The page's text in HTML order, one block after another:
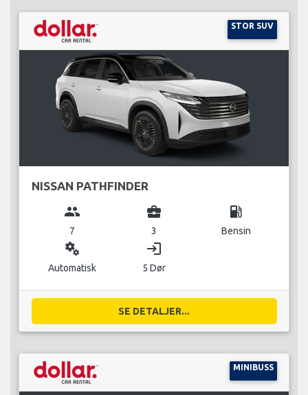
STOR SUV
NISSAN PATHFINDER
group
7
business_center
3
local_gas_station
Bensin
miscellaneous_services
Automatisk
login
5 Dør
SE DETALJER...
MINIBUSS